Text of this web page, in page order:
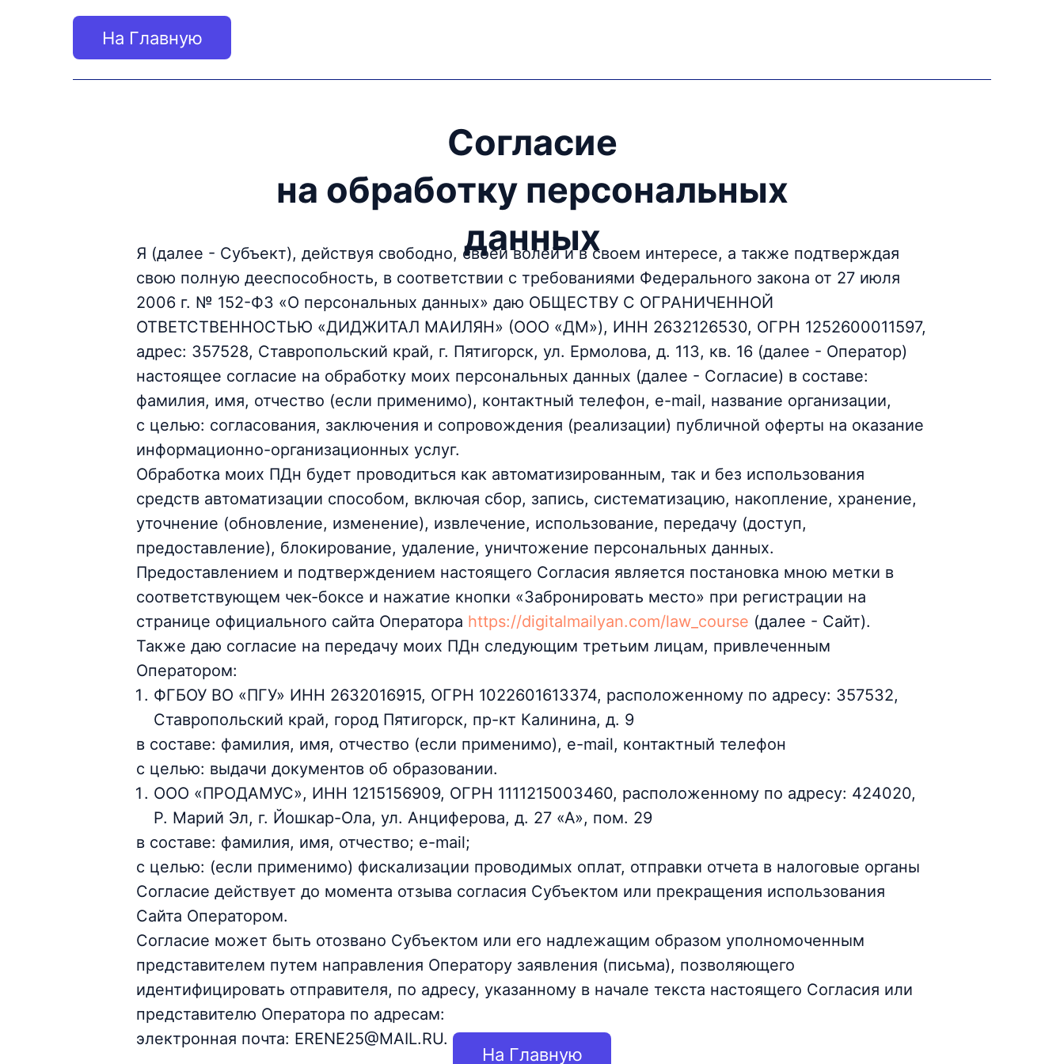
Я (далее - Субъект), действуя свободно, своей волей и в своем интересе, а также подтверждая
свою полную дееспособность, в соответствии с требованиями Федерального закона от 27 июля
2006 г. № 152-ФЗ «О персональных данных» даю ОБЩЕСТВУ С ОГРАНИЧЕННОЙ
ОТВЕТСТВЕННОСТЬЮ «ДИДЖИТАЛ МАИЛЯН» (ООО «ДМ»), ИНН 2632126530, ОГРН 1252600011597,
адрес: 357528, Ставропольский край, г. Пятигорск, ул. Ермолова, д. 113, кв. 16 (далее - Оператор)
настоящее согласие на обработку моих персональных данных (далее - Согласие) в составе:
фамилия, имя, отчество (если применимо), контактный телефон, e-mail, название организации,
с целью: согласования, заключения и сопровождения (реализации) публичной оферты на оказание
информационно-организационных услуг.
Обработка моих ПДн будет проводиться как автоматизированным, так и без использования
средств автоматизации способом, включая сбор, запись, систематизацию, накопление, хранение,
уточнение (обновление, изменение), извлечение, использование, передачу (доступ,
предоставление), блокирование, удаление, уничтожение персональных данных.
Предоставлением и подтверждением настоящего Согласия является постановка мною метки в
соответствующем чек-боксе и нажатие кнопки «Забронировать место» при регистрации на
странице официального сайта Оператора https://digitalmailyan.com/law_course (далее - Сайт).
Также даю согласие на передачу моих ПДн следующим третьим лицам, привлеченным
Оператором:
ФГБОУ ВО «ПГУ» ИНН 2632016915, ОГРН 1022601613374, расположенному по адресу: 357532,
Ставропольский край, город Пятигорск, пр-кт Калинина, д. 9
в составе: фамилия, имя, отчество (если применимо), e-mail, контактный телефон
с целью: выдачи документов об образовании.
ООО «ПРОДАМУС», ИНН 1215156909, ОГРН 1111215003460, расположенному по адресу: 424020,
Р. Марий Эл, г. Йошкар-Ола, ул. Анциферова, д. 27 «А», пом. 29
в составе: фамилия, имя, отчество; e-mail;
с целью: (если применимо) фискализации проводимых оплат, отправки отчета в налоговые органы
Согласие действует до момента отзыва согласия Субъектом или прекращения использования
Сайта Оператором.
Согласие может быть отозвано Субъектом или его надлежащим образом уполномоченным
представителем путем направления Оператору заявления (письма), позволяющего
идентифицировать отправителя, по адресу, указанному в начале текста настоящего Согласия или
представителю Оператора по адресам:
электронная почта: ERENE25@MAIL.RU.
Согласие
на обработку персональных
данных
На Главную
На Главную